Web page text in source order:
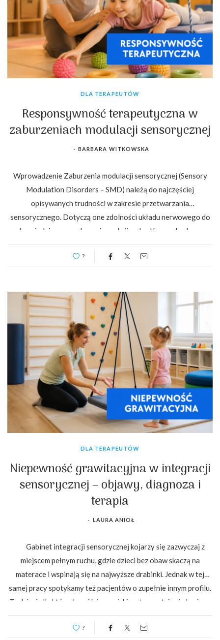
DLA TERAPEUTÓW
Responsywność terapeutyczna w
zaburzeniach modulacji sensorycznej
- BARBARA WITKOWSKA
Wprowadzenie Zaburzenia modulacji sensorycznej (Sensory
Modulation Disorders – SMD) należą do najczęściej
opisywanych trudności w zakresie przetwarzania
sensorycznego. Dotyczą one zdolności układu nerwowego do
odpowiedniego regulowania reakcji na bodźce pochodzące z
otoczenia oraz z własnego ciała. Osoby z zaburzeniami
modulacji sensorycznej mogą reagować na bodźce zbyt
?
DLA TERAPEUTÓW
Niepewność grawitacyjna w integracji
sensorycznej – objawy, diagnoza i
terapia
- LAURA ANIOŁ
Gabinet integracji sensorycznej kojarzy się zazwyczaj z
miejscem pełnym ruchu, gdzie dzieci bez obaw skaczą na
materace i wspinają się na najwyższe drabinki. Jednak w tej
samej pracy spotykamy też pacjentów o zupełnie innym profilu.
To dzieci, dla których wejście na niski materac staje się barierą,
a prośba o zajęcie miesjca na […]
?